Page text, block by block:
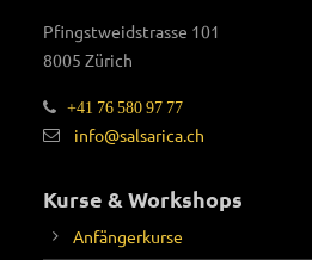
Pfingstweidstrasse 101
8005 Zürich
+41 76 580 97 77
info@salsarica.ch
Kurse & Workshops
Anfängerkurse